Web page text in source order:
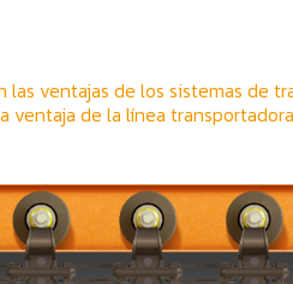
las ventajas de los sistemas de
ventaja de la línea